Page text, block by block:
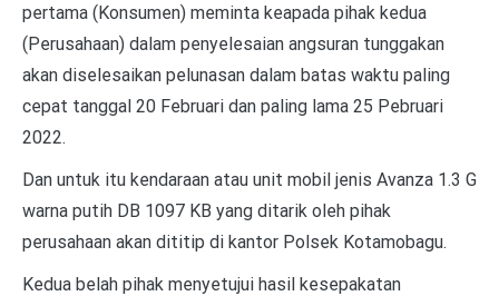
pertama (Konsumen) meminta keapada pihak kedua
(Perusahaan) dalam penyelesaian angsuran tunggakan
akan diselesaikan pelunasan dalam batas waktu paling
cepat tanggal 20 Februari dan paling lama 25 Pebruari
2022.
Dan untuk itu kendaraan atau unit mobil jenis Avanza 1.3 G
warna putih DB 1097 KB yang ditarik oleh pihak
perusahaan akan dititip di kantor Polsek Kotamobagu.
Kedua belah pihak menyetujui hasil kesepakatan